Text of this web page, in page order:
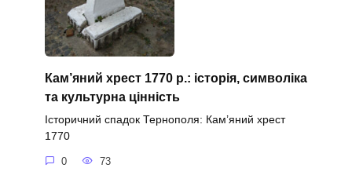
Кам’яний хрест 1770 р.: історія, символіка
та культурна цінність
Історичний спадок Тернополя: Кам’яний хрест
1770
0 73